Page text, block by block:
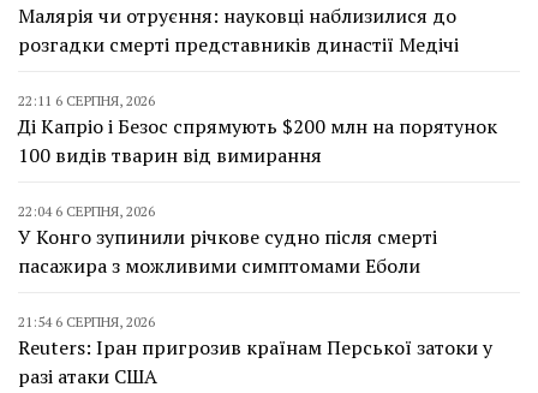
Малярія чи отруєння: науковці наблизилися до
розгадки смерті представників династії Медічі
22:11 6 СЕРПНЯ, 2026
Ді Капріо і Безос спрямують $200 млн на порятунок
100 видів тварин від вимирання
22:04 6 СЕРПНЯ, 2026
У Конго зупинили річкове судно після смерті
пасажира з можливими симптомами Еболи
21:54 6 СЕРПНЯ, 2026
Reuters: Іран пригрозив країнам Перської затоки у
разі атаки США